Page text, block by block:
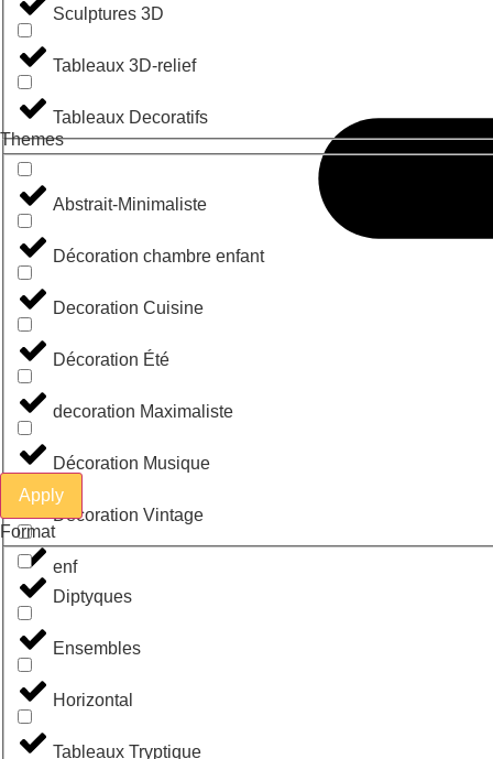
Sculptures 3D
Tableaux 3D-relief
Tableaux Decoratifs
Themes
Abstrait-Minimaliste
Décoration chambre enfant
Decoration Cuisine
Décoration Été
decoration Maximaliste
Décoration Musique
Décoration Vintage
enf
Apply
Format
Diptyques
Ensembles
Horizontal
Tableaux Tryptique